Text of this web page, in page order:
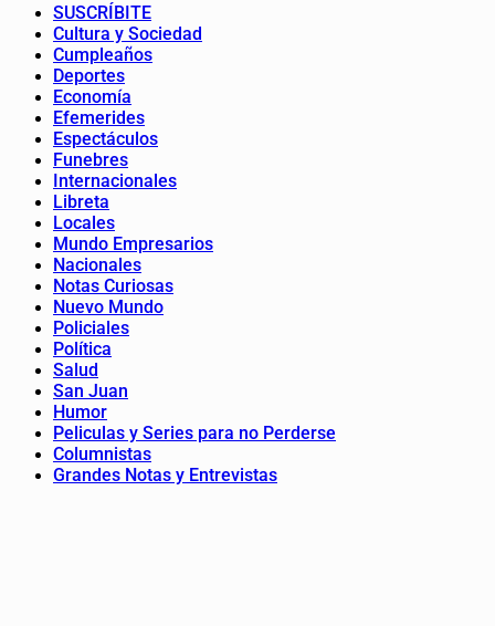
SUSCRÍBITE
Cultura y Sociedad
Cumpleaños
Deportes
Economía
Efemerides
Espectáculos
Funebres
Internacionales
Libreta
Locales
Mundo Empresarios
Nacionales
Notas Curiosas
Nuevo Mundo
Policiales
Política
Salud
San Juan
Humor
Peliculas y Series para no Perderse
Columnistas
Grandes Notas y Entrevistas